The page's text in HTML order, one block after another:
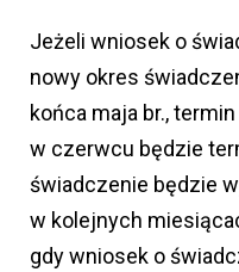
Jeżeli wniosek o
nowy okres
końca maja br.,
w czerwcu będzie
świadczenie będzie
w kolejnych
gdy wniosek o